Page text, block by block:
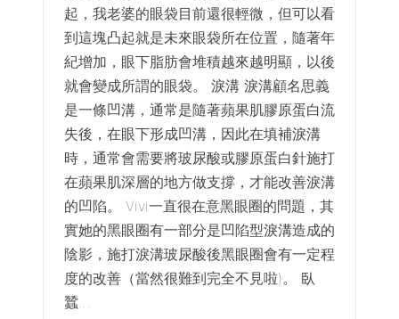
起，我老婆的眼袋目前還很輕微，但可以看
到這塊凸起就是未來眼袋所在位置，隨著年
紀增加，眼下脂肪會堆積越來越明顯，以後
就會變成所謂的眼袋。 淚溝 淚溝顧名思義
是一條凹溝，通常是隨著蘋果肌膠原蛋白流
失後，在眼下形成凹溝，因此在填補淚溝
時，通常會需要將玻尿酸或膠原蛋白針施打
在蘋果肌深層的地方做支撐，才能改善淚溝
的凹陷。 Vivi一直很在意黑眼圈的問題，其
實她的黑眼圈有一部分是凹陷型淚溝造成的
陰影，施打淚溝玻尿酸後黑眼圈會有一定程
度的改善（當然很難到完全不見啦)。 臥
蠶…